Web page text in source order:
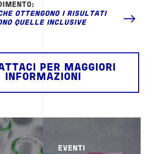
OTTENGONO I RISULTATI
QUELLE INCLUSIVE
PER MAGGIORI
INFORMAZIONI
EVENTI